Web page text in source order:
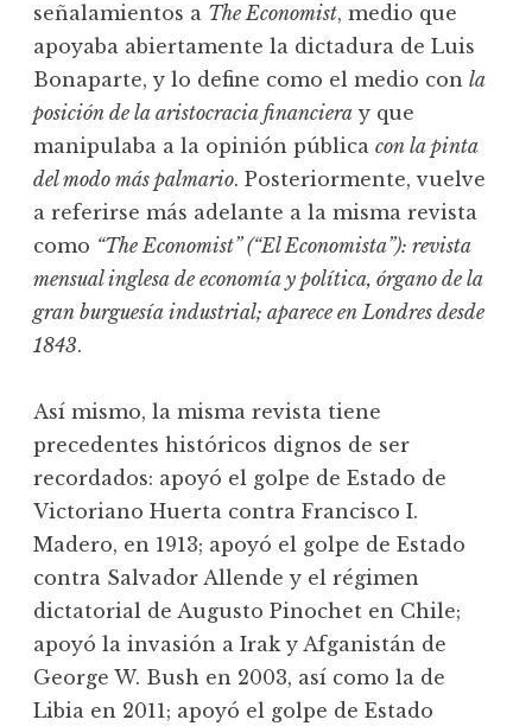
señalamientos a The Economist, medio que
apoyaba abiertamente la dictadura de Luis
Bonaparte, y lo define como el medio con la
posición de la aristocracia financiera y que
manipulaba a la opinión pública con la pinta
del modo más palmario. Posteriormente, vuelve
a referirse más adelante a la misma revista
como “The Economist” (“El Economista”): revista
mensual inglesa de economía y política, órgano de la
gran burguesía industrial; aparece en Londres desde
1843.
Así mismo, la misma revista tiene
precedentes históricos dignos de ser
recordados: apoyó el golpe de Estado de
Victoriano Huerta contra Francisco I.
Madero, en 1913; apoyó el golpe de Estado
contra Salvador Allende y el régimen
dictatorial de Augusto Pinochet en Chile;
apoyó la invasión a Irak y Afganistán de
George W. Bush en 2003, así como la de
Libia en 2011; apoyó el golpe de Estado